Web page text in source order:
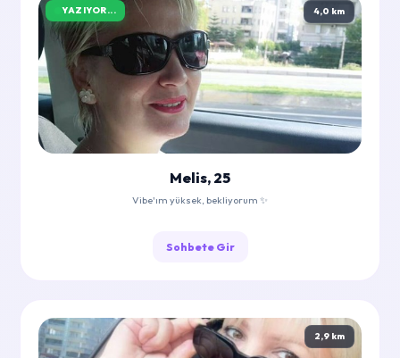
YAZIYOR... 4,0 km
Melis, 25
Vibe'ım yüksek, bekliyorum ✨
Sohbete Gir
2,9 km